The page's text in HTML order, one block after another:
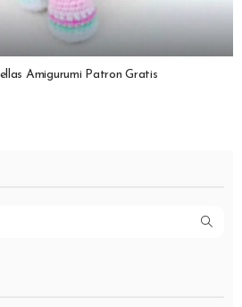
Amigurumi Patron Gratis